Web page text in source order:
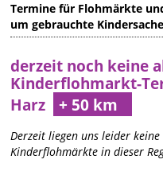
Termine für Flohmärkte
um gebrauchte
derzeit noch keine
Kinderflohmarkt-
Harz
Derzeit liegen uns leider
Kinderflohmärkte in dieser